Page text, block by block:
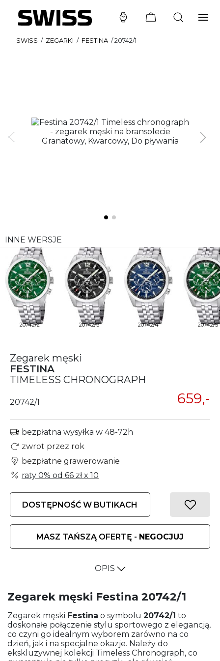
SWISS / ZEGARKI / FESTINA /20742/1
INNE WERSJE
20742/2 20742/3 20742/4 20742/5
Zegarek męski
FESTINA
TIMELESS CHRONOGRAPH
20742/1 659,-
bezpłatna wysyłka w 48-72h
zwrot przez rok
bezpłatne grawerowanie
raty 0% od 66 złx 10
DOSTĘPNOŚĆ W BUTIKACH
MASZ TAŃSZĄ OFERTĘ - NEGOCJUJ
OPIS
Zegarek męski Festina 20742/1
Zegarek męski Festina o symbolu 20742/1 to
doskonałe połączenie stylu sportowego z elegancją,
co czyni go idealnym wyborem zarówno na co
dzień, jak i na specjalne okazje. Należy do
ekskluzywnej kolekcji Timeless Chronograph, co